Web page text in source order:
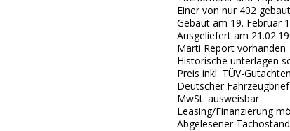
Einer von nur 402
Gebaut am 19. Februar
Ausgeliefert am
Marti Report vorhanden
Historische unterlagen
Preis inkl. TÜV-
Deutscher Fahrzeugbrief
MwSt. ausweisbar
Leasing/Finanzierung
Abgelesener